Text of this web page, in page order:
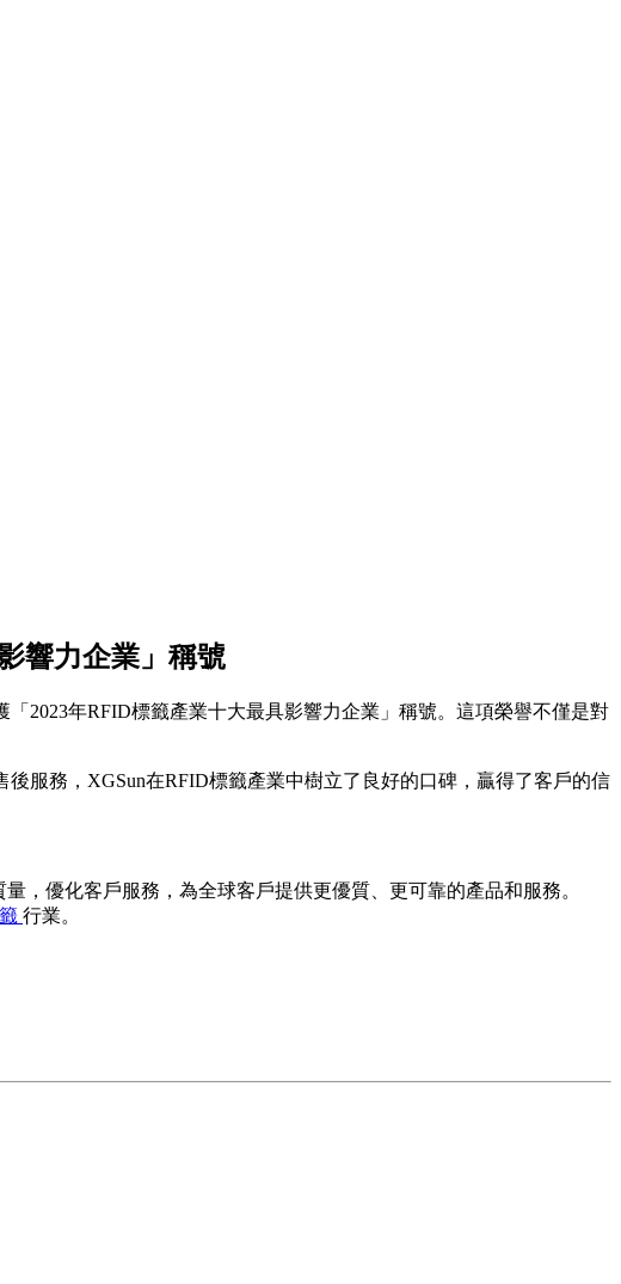
響力企業」稱號
2023年RFID標籤產業十大最具影響力企業」稱號。這項榮譽不僅是對
服務，XGSun在RFID標籤產業中樹立了良好的口碑，贏得了客戶的信
，優化客戶服務，為全球客戶提供更優質、更可靠的產品和服務。
行業。